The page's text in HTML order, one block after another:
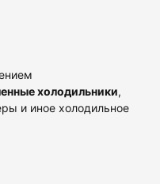
холодильники,
и иное холодильное